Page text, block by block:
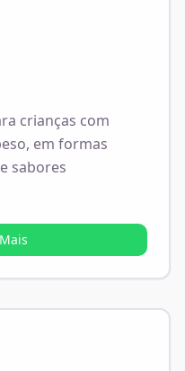
crianças com
em formas
sabores